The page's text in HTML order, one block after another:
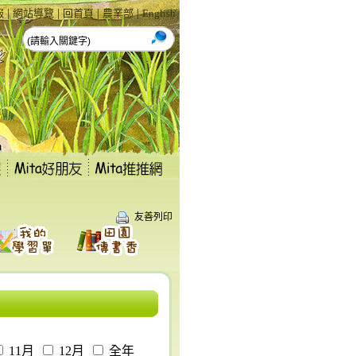
|網站導覽 |回首頁 |農業部 |English
友善列印
11月 12月 全年